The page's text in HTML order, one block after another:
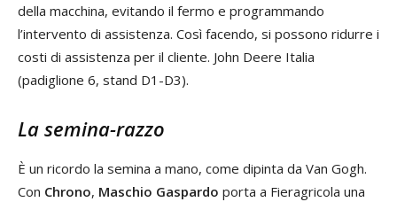
della macchina, evitando il fermo e programmando
l’intervento di assistenza. Così facendo, si possono ridurre i
costi di assistenza per il cliente. John Deere Italia
(padiglione 6, stand D1-D3).
La semina-razzo
È un ricordo la semina a mano, come dipinta da Van Gogh.
Con Chrono, Maschio Gaspardo porta a Fieragricola una